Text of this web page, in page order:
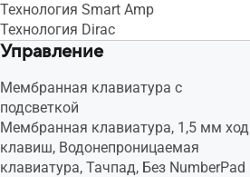
Технология Smart Amp
Технология Dirac
Управление
Мембранная клавиатура с
подсветкой
Мембранная клавиатура, 1,5 мм ход
клавиш, Водонепроницаемая
клавиатура, Тачпад, Без NumberPad